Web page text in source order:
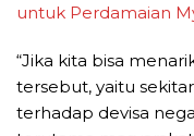
untuk Perdamaian
“Jika kita bisa
tersebut, yaitu
terhadap devisa